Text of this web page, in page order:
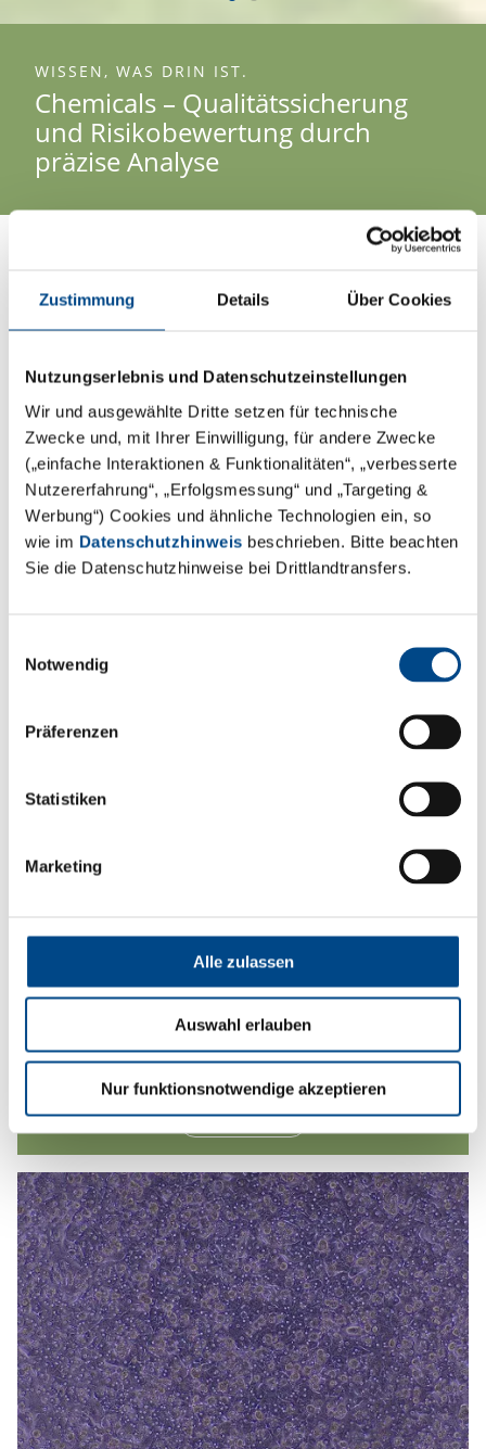
Zustimmung Details Über Cookies
Nutzungserlebnis und Datenschutzeinstellungen
Wir und ausgewählte Dritte setzen für technische
Zwecke und, mit Ihrer Einwilligung, für andere Zwecke
(„einfache Interaktionen & Funktionalitäten“, „verbesserte
Nutzererfahrung“, „Erfolgsmessung“ und „Targeting &
Werbung“) Cookies und ähnliche Technologien ein, so
wie im Datenschutzhinweis beschrieben. Bitte beachten
Sie die Datenschutzhinweise bei Drittlandtransfers.
Notwendig
Präferenzen
Statistiken
Marketing
Alle zulassen
Auswahl erlauben
Nur funktionsnotwendige akzeptieren
WISSEN, WAS DRIN IST.
Chemicals – Qualitätssicherung
und Risikobewertung durch
präzise Analyse
Unsere Analyse ermöglicht sicheres
mit Chemikalien.
Die industrielle Landwirtschaft spielt eine elementare
Rolle bei der Lebensmittelversorgung, hat aber auch
einen großen Einfluss auf unsere Ökosysteme, da
häufig Pflanzenschutzmittel und synthetische Dünger
zum Einsatz kommen. Wir unterstützen Hersteller mit
Probenahme- und Analytik-Dienstleistungen bei der
Mensch, Tier und Natur produziert werden können.
Agro Services
Mehr